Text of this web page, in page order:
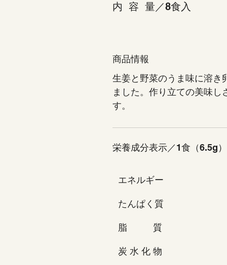
内  容  量／8食入
商品情報
生姜と野菜のうま味に溶き
ました。作り立ての美味
す。
栄養成分表示／1食（6.5g
エネルギー
たんぱく質
脂　　   質
炭 水 化 物